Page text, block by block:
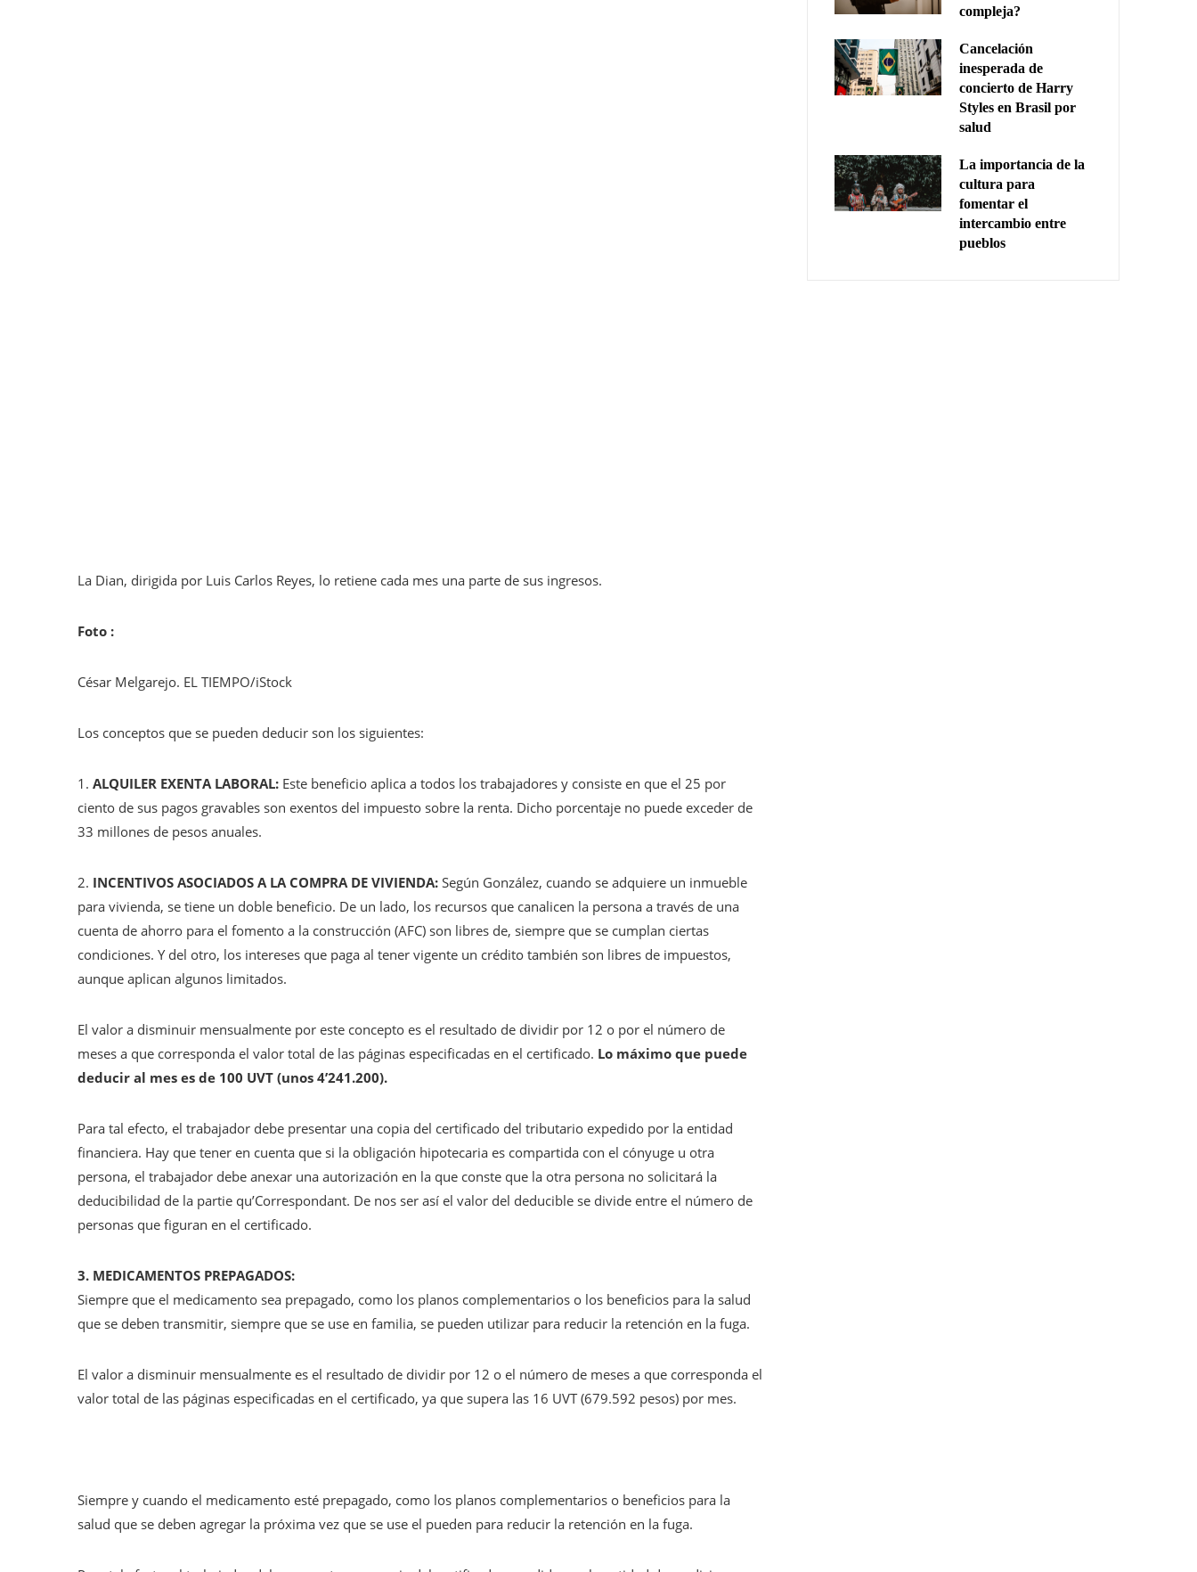
La Dian, dirigida por Luis Carlos Reyes, lo retiene cada mes una parte de sus ingresos.
Foto :
César Melgarejo. EL TIEMPO/iStock
Los conceptos que se pueden deducir son los siguientes:
1. ALQUILER EXENTA LABORAL: Este beneficio aplica a todos los trabajadores y consiste en que el 25 por
ciento de sus pagos gravables son exentos del impuesto sobre la renta. Dicho porcentaje no puede exceder de
33 millones de pesos anuales.
2. INCENTIVOS ASOCIADOS A LA COMPRA DE VIVIENDA: Según González, cuando se adquiere un inmueble
para vivienda, se tiene un doble beneficio. De un lado, los recursos que canalicen la persona a través de una
cuenta de ahorro para el fomento a la construcción (AFC) son libres de, siempre que se cumplan ciertas
condiciones. Y del otro, los intereses que paga al tener vigente un crédito también son libres de impuestos,
aunque aplican algunos limitados.
El valor a disminuir mensualmente por este concepto es el resultado de dividir por 12 o por el número de
meses a que corresponda el valor total de las páginas especificadas en el certificado. Lo máximo que puede
deducir al mes es de 100 UVT (unos 4’241.200).
Para tal efecto, el trabajador debe presentar una copia del certificado del tributario expedido por la entidad
financiera. Hay que tener en cuenta que si la obligación hipotecaria es compartida con el cónyuge u otra
persona, el trabajador debe anexar una autorización en la que conste que la otra persona no solicitará la
deducibilidad de la partie qu’Correspondant. De nos ser así el valor del deducible se divide entre el número de
personas que figuran en el certificado.
3. MEDICAMENTOS PREPAGADOS:
Siempre que el medicamento sea prepagado, como los planos complementarios o los beneficios para la salud
que se deben transmitir, siempre que se use en familia, se pueden utilizar para reducir la retención en la fuga.
El valor a disminuir mensualmente es el resultado de dividir por 12 o el número de meses a que corresponda el
valor total de las páginas especificadas en el certificado, ya que supera las 16 UVT (679.592 pesos) por mes.
Siempre y cuando el medicamento esté prepagado, como los planos complementarios o beneficios para la
salud que se deben agregar la próxima vez que se use el pueden para reducir la retención en la fuga.
compleja?
Cancelación
inesperada de
concierto de Harry
Styles en Brasil por
salud
La importancia de la
cultura para
fomentar el
intercambio entre
pueblos